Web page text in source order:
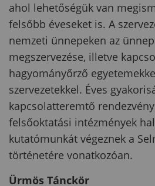
ahol lehetőségük van
felsőbb éveseket is. A
nemzeti ünnepeken az
megszervezése, illetve
hagyományőrző
szervezetekkel. Éves
kapcsolatteremtő
felsőoktatási intézmények
kutatómunkát végeznek a
történetére vonatkozóan.
Ürmös Tánckör